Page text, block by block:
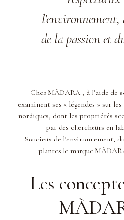
l'environnement,
de la passion et
Chez MÀDARA , à l’aide de
examinent ses « légendes » sur
nordiques, dont les propriétés
par des chercheurs en
Soucieux de l’environnement,
plantes le marque
Les